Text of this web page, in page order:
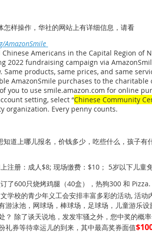
样操作，华社的网站上有详细信息，请看
AmazonSmile
Americans in the Capital Region of
2022 fundraising campaign via
Same products, same prices, and same
AmazonSmile purchases to the charitable
you to use smile.amazon.com for online
setting, select “Chinese Community
organization. Every penny counts.
知道上哪儿报名，价钱多少，吃些什么，孩子有
注册：成人$8; 现场缴费：$10； 5岁以下儿童免
了600只烧烤鸡腿（40盒），热狗300 和 Pizza.
学校的青少年义工会安排丰富多彩的活动, 活动
游泳池，网球场，棒球场，足球场，儿童游乐
？ 除了谈天说地，发发牢骚之外，您中奖的概
礼券等待幸运儿的到来，其中最高奖券面值